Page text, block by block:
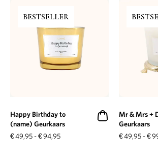
BESTSELLER
Happy Birthday to
(name) Geurkaars
€49,95 -€94,95
Mr & Mrs +
Geurkaars
€49,95 -€